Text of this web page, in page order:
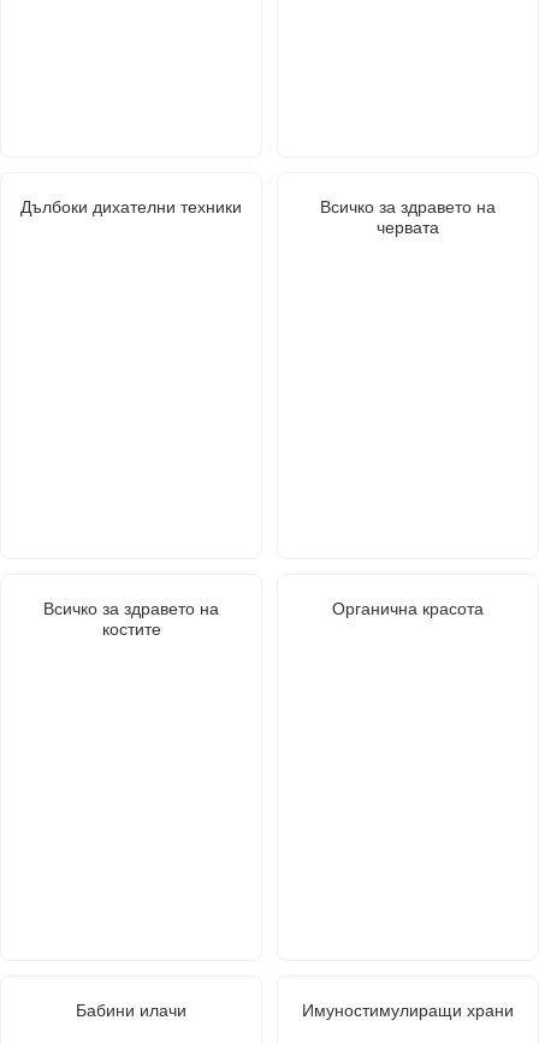
Дълбоки дихателни техники
Всичко за здравето на
червата
Всичко за здравето на
костите
Органична красота
Бабини илачи Имуностимулиращи храни